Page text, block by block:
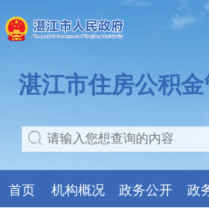
湛江市住房公积
首页 机构概况 政务公开 政